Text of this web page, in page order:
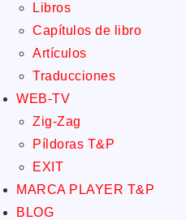
Libros
Capítulos de libro
Artículos
Traducciones
WEB-TV
Zig-Zag
Píldoras T&P
EXIT
MARCA PLAYER T&P
BLOG